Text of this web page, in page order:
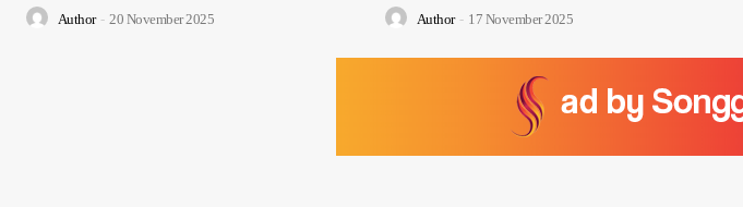
Author - 20 November 2025 Author - 17 November 2025